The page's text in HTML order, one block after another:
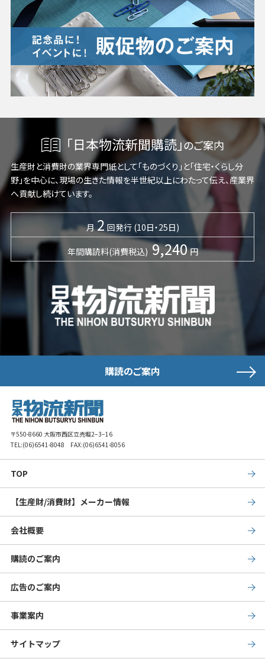
「日本物流新聞購読」のご案内
生産財と消費財の業界専門紙として「ものづくり」と「住宅・くらし分
野」を中心に、現場の生きた情報を半世紀以上にわたって伝え、産業界
へ貢献し続けています。
月 2 回発行 (10日・25日)
年間購読料(消費税込) 9,240 円
購読のご案内
〒550-8660 大阪市西区立売堀2−3−16
TEL:(06)6541-8048 FAX:(06)6541-8056
TOP
【生産財/消費財】メーカー情報
会社概要
購読のご案内
広告のご案内
事業案内
サイトマップ